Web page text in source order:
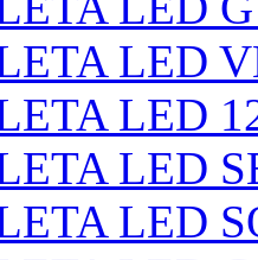
LED
LED
LED
LED